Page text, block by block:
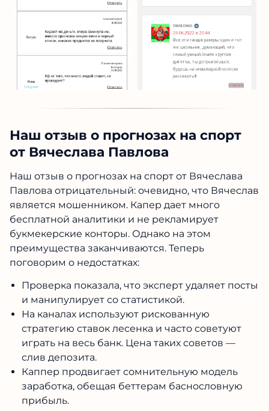
Наш отзыв о прогнозах на спорт
от Вячеслава Павлова
Наш отзыв о прогнозах на спорт от Вячеслава
Павлова отрицательный: очевидно, что
Вячеслав является мошенником. Капер дает
много бесплатной аналитики и не
рекламирует букмекерские конторы. Однако
на этом преимущества заканчиваются. Теперь
поговорим о недостатках:
Проверка показала, что эксперт удаляет
посты и манипулирует со статистикой.
На каналах используют рискованную
стратегию ставок лесенка и часто советуют
играть на весь банк. Цена таких советов —
слив депозита.
Каппер продвигает сомнительную модель
заработка, обещая беттерам баснословную
прибыль.